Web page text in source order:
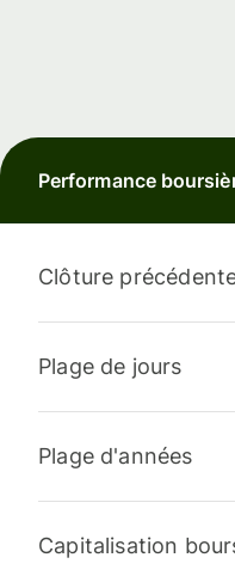
Performance
Clôture
Plage de jours
Plage d'années
Capitalisation